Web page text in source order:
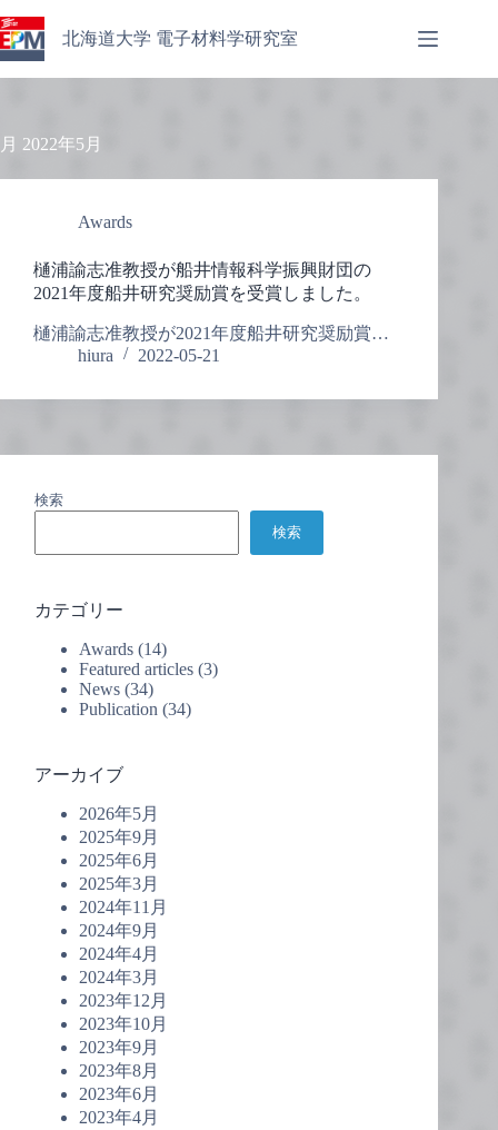
ン
テ
ン
ス
北海道大学 電子材料学研究室
月 2022年5月
Awards
樋浦諭志准教授が船井情報科学振興財団の
2021年度船井研究奨励賞を受賞しました。
樋浦諭志准教授が2021年度船井研究奨励賞…
hiura
2022-05-21
検索
検索
カテゴリー
Awards (14)
Featured articles (3)
News (34)
Publication (34)
アーカイブ
2026年5月
2025年9月
2025年6月
2025年3月
2024年11月
2024年9月
2024年4月
2024年3月
2023年12月
2023年10月
2023年9月
2023年8月
2023年6月
2023年4月